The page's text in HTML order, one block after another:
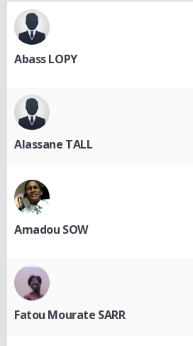
Abass LOPY
Alassane TALL
Amadou SOW
Fatou Mourate SARR